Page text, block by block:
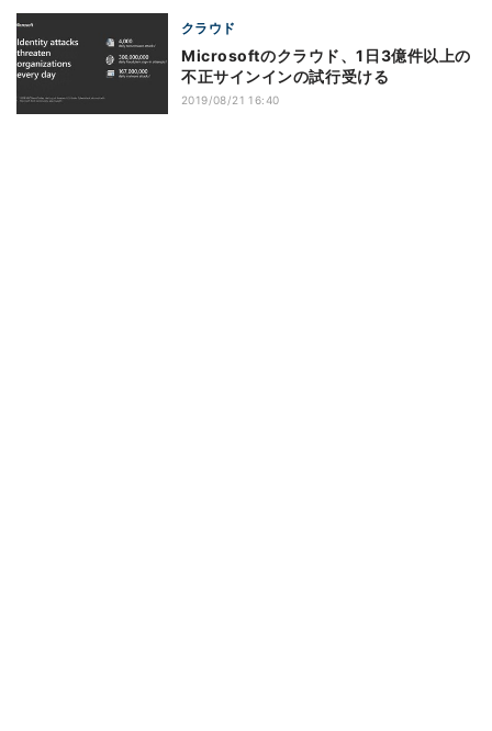
クラウド
Microsoftのクラウド、1日3億件以上の
不正サインインの試行受ける
2019/08/21 16:40